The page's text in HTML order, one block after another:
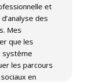
et
des
Mes
que les
système
les parcours
en